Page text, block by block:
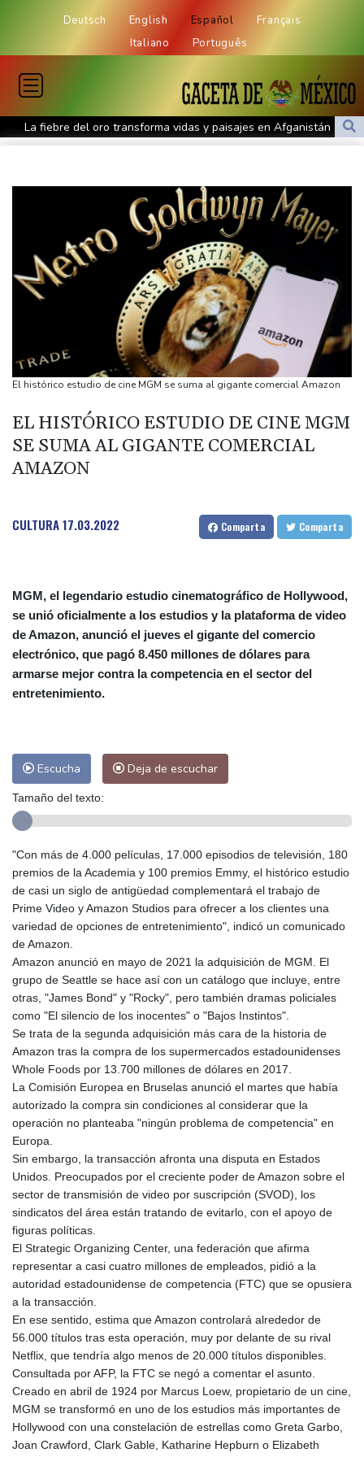
Deutsch English Español
Français
Italiano
Português
La fiebre del oro transforma vidas y paisajes en Afganistán
Irán plantea condiciones para la reapertura del estrecho de
Evacuaciones y vuelos cancelados en China al acercarse el tifón
Llega Messi a Argentina para despedir a su padre Jorge tras su
muerte
La FIFA contraataca y denuncia "un esfuerzo concertado para
socavar a su presidente"
Erupción del Etna obliga a suspender llegadas a un aeropuerto
de Sicilia
Bulgaria convoca al embajador de Ucrania tras explosión de un
Muere el padre de Lionel Messi a los 68 años, el hombre detrás
del ídolo mundial
Una niña herida muere y eleva a ocho los fallecidos por el
París obliga a usuarios de patinetas eléctricas a llevar casco
El histórico estudio de cine MGM se suma al gigante comercial Amazon
EL HISTÓRICO ESTUDIO DE CINE MGM
SE SUMA AL GIGANTE COMERCIAL
AMAZON
CULTURA17.03.2022 Comparta Comparta
MGM, el legendario estudio cinematográfico de Hollywood,
se unió oficialmente a los estudios y la plataforma de video
de Amazon, anunció el jueves el gigante del comercio
electrónico, que pagó 8.450 millones de dólares para
armarse mejor contra la competencia en el sector del
entretenimiento.
Escucha Deja de escuchar
Tamaño del texto:
"Con más de 4.000 películas, 17.000 episodios de televisión, 180
premios de la Academia y 100 premios Emmy, el histórico estudio
de casi un siglo de antigüedad complementará el trabajo de
Prime Video y Amazon Studios para ofrecer a los clientes una
variedad de opciones de entretenimiento", indicó un comunicado
de Amazon.
Amazon anunció en mayo de 2021 la adquisición de MGM. El
grupo de Seattle se hace así con un catálogo que incluye, entre
otras, "James Bond" y "Rocky", pero también dramas policiales
como "El silencio de los inocentes" o "Bajos Instintos".
Se trata de la segunda adquisición más cara de la historia de
Amazon tras la compra de los supermercados estadounidenses
Whole Foods por 13.700 millones de dólares en 2017.
La Comisión Europea en Bruselas anunció el martes que había
autorizado la compra sin condiciones al considerar que la
operación no planteaba "ningún problema de competencia" en
Europa.
Sin embargo, la transacción afronta una disputa en Estados
Unidos. Preocupados por el creciente poder de Amazon sobre el
sector de transmisión de video por suscripción (SVOD), los
sindicatos del área están tratando de evitarlo, con el apoyo de
figuras políticas.
El Strategic Organizing Center, una federación que afirma
representar a casi cuatro millones de empleados, pidió a la
autoridad estadounidense de competencia (FTC) que se opusiera
a la transacción.
En ese sentido, estima que Amazon controlará alrededor de
56.000 títulos tras esta operación, muy por delante de su rival
Netflix, que tendría algo menos de 20.000 títulos disponibles.
Consultada por AFP, la FTC se negó a comentar el asunto.
Creado en abril de 1924 por Marcus Loew, propietario de un cine,
MGM se transformó en uno de los estudios más importantes de
Hollywood con una constelación de estrellas como Greta Garbo,
Joan Crawford, Clark Gable, Katharine Hepburn o Elizabeth